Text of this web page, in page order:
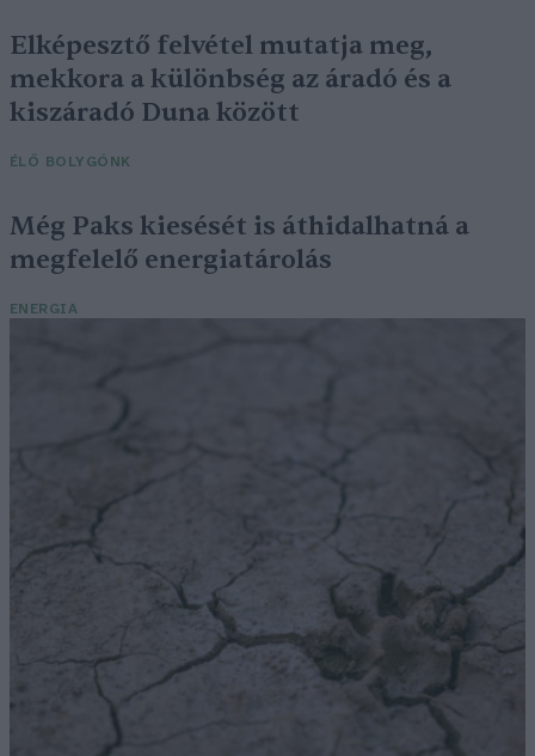
Elképesztő felvétel mutatja meg,
mekkora a különbség az áradó és a
kiszáradó Duna között
ÉLŐ BOLYGÓNK
Még Paks kiesését is áthidalhatná a
megfelelő energiatárolás
ENERGIA